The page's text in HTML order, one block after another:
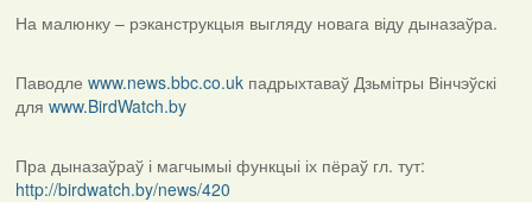
На малюнку – рэканструкцыя выгляду новага віду дыназаўра.
Паводле www.news.bbc.co.ukпадрыхтаваў Дзьмітры Вінчэўскі
для www.BirdWatch.by
Пра дыназаўраў і магчымыі функцыі іх пёраў гл. тут:
http://birdwatch.by/news/420